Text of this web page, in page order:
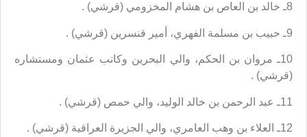
8ـ خالد بن العاص بن هشام المخزومي (قرشي) .
9ـ حبيب بن مسلمة الفهري، أمير قنسرين (قرشي) .
10ـ مروان بن الحكم، والي البحرين وكاتب عثمان ومستشاره
(قرشي) .
11ـ عبد الرحمن بن خالد الوليد، والي حمص (قرشي) .
12ـ العلاء بن وهب العامري، والي الجزيرة العراقية (قرشي) .